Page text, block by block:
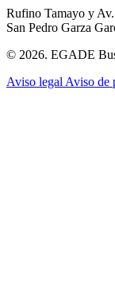
Rufino Tamayo y
San Pedro Garza
© 2026. EGADE
Aviso legal Aviso de